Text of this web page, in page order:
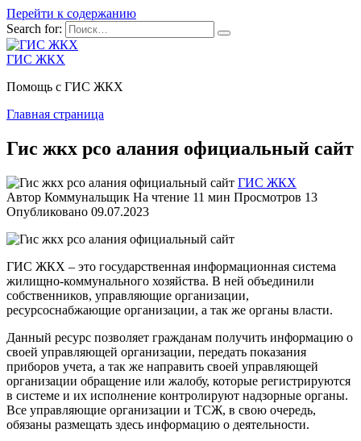
Перейти к содержанию
Search for:
ГИС ЖКХ
Помощь с ГИС ЖКХ
Главная страница
Гис жкх рсо алания официальный сайт
ГИС ЖКХ
Автор Коммунальщик На чтение 11 мин Просмотров 13
Опубликовано 09.07.2023
ГИС ЖКХ – это государственная информационная система
жилищно-коммунального хозяйства. В ней объединили
собственников, управляющие организации,
ресурсоснабжающие организации, а так же органы власти.
Данный ресурс позволяет гражданам получить информацию о
своей управляющей организации, передать показания
приборов учета, а так же направить своей управляющей
организации обращение или жалобу, которые регистрируются
в системе и их исполнение контролируют надзорные органы.
Все управляющие организации и ТСЖ, в свою очередь,
обязаны размещать здесь информацию о деятельности.